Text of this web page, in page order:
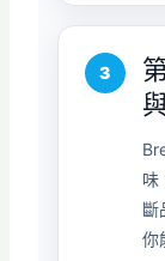
味
斷
你